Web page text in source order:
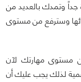
جداً وتمدك بالعديد من
وسترفع من مستوى
مستوى مهارتك لآن
لذلك يجب عليك أن